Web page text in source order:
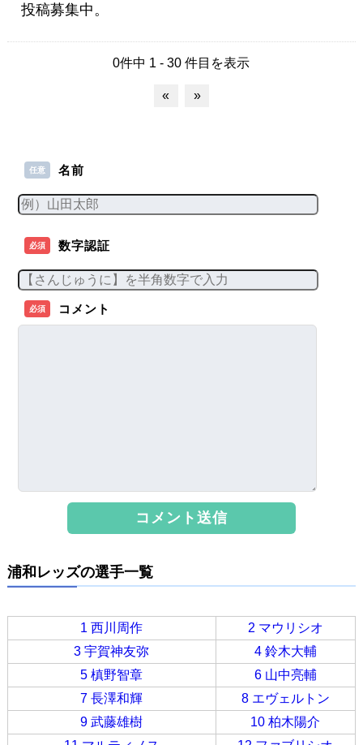
投稿募集中。
0件中 1 - 30 件目を表示
« »
任意 名前
必須 数字認証
必須 コメント
浦和レッズの選手一覧
1 西川周作
2 マウリシオ
3 宇賀神友弥
4 鈴木大輔
5 槙野智章
6 山中亮輔
7 長澤和輝
8 エヴェルトン
9 武藤雄樹
10 柏木陽介